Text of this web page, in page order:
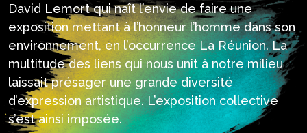
David Lemort qui naît l’envie de faire une
exposition mettant à l’honneur l’homme dans son
environnement, en l’occurrence La Réunion. La
multitude des liens qui nous unit à notre milieu
laissait présager une grande diversité
d’expression artistique. L’exposition collective
s’est ainsi imposée.